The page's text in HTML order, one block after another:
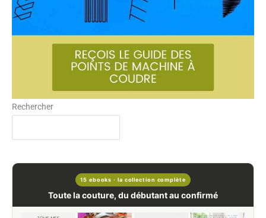
Rechercher
15 ebooks · la collection complète
Toute la couture, du débutant au confirmé